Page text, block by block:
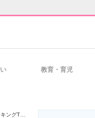
教育・育児
新調査結果】